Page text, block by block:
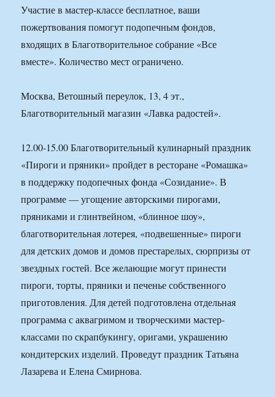
Участие в мастер-классе бесплатное, ваши
пожертвования помогут подопечным фондов,
входящих в Благотворительное собрание «Все
вместе». Количество мест ограничено.
Москва, Ветошный переулок, 13, 4 эт.,
Благотворительный магазин «Лавка радостей».
12.00-15.00 Благотворительный кулинарный праздник
«Пироги и пряники» пройдет в ресторане «Ромашка»
в поддержку подопечных фонда «Созидание». В
программе — угощение авторскими пирогами,
пряниками и глинтвейном, «блинное шоу»,
благотворительная лотерея, «подвешенные» пироги
для детских домов и домов престарелых, сюрпризы от
звездных гостей. Все желающие могут принести
пироги, торты, пряники и печенье собственного
приготовления. Для детей подготовлена отдельная
программа с аквагримом и творческими мастер-
классами по скрапбукингу, оригами, украшению
кондитерских изделий. Проведут праздник Татьяна
Лазарева и Елена Смирнова.